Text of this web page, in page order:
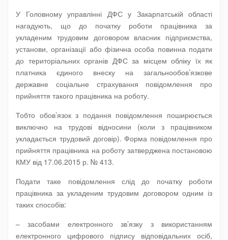
У Головному управлінні ДФС у Закарпатській області
нагадують, що до початку роботи працівника за
укладеним трудовим договором власник підприємства,
установи, організації або фізична особа повинна подати
до територіальних органів ДФС за місцем обліку їх як
платника єдиного внеску на загальнообов’язкове
державне соціальне страхування повідомлення про
прийняття такого працівника на роботу.
Тобто обов’язок з подання повідомлення поширюється
виключно на трудові відносини (коли з працівником
укладається трудовий договір). Форма повідомлення про
прийняття працівника на роботу затверджена постановою
КМУ від 17.06.2015 р. № 413.
Подати таке повідомлення слід до початку роботи
працівника за укладеним трудовим договором одним із
таких способів:
– засобами електронного зв’язку з використанням
електронного цифрового підпису відповідальних осіб,